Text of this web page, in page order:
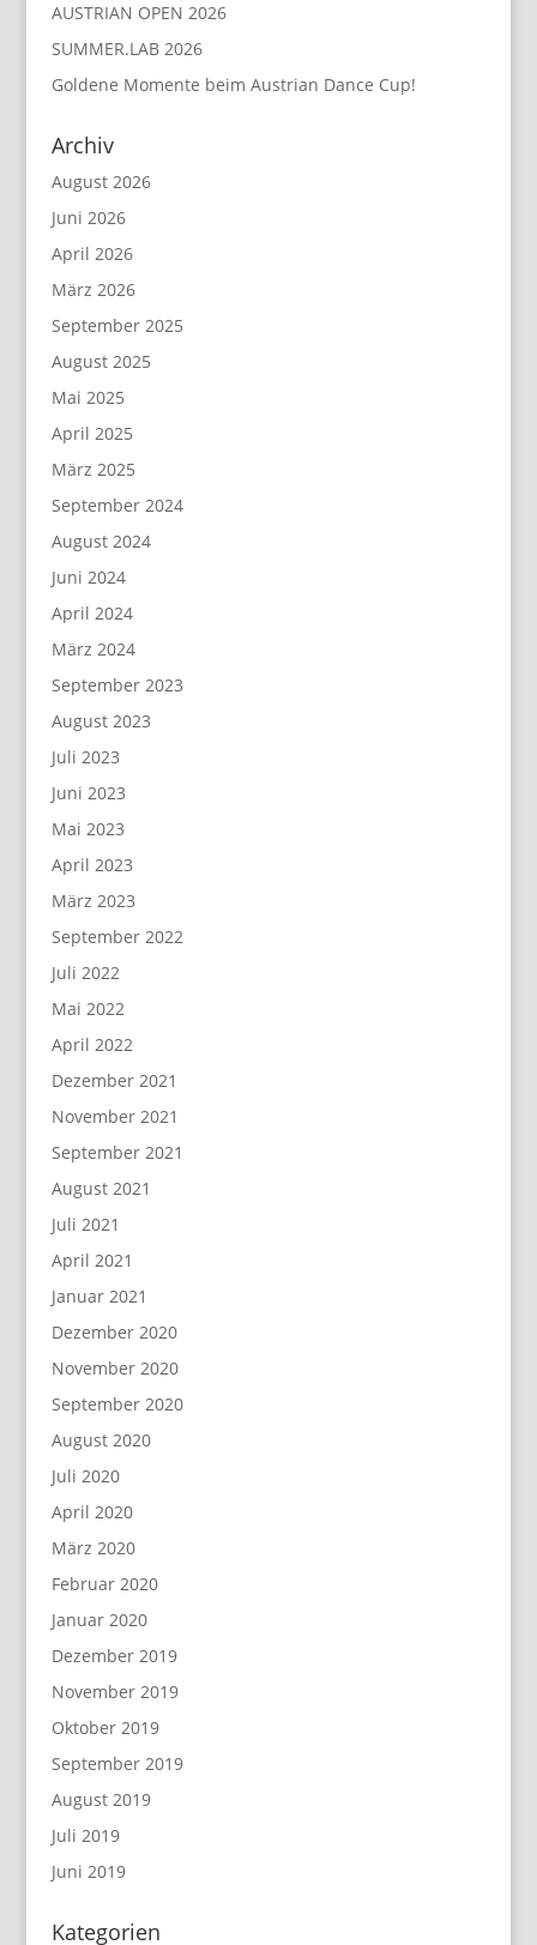
AUSTRIAN OPEN 2026
SUMMER.LAB 2026
Goldene Momente beim Austrian Dance Cup!
Archiv
August 2026
Juni 2026
April 2026
März 2026
September 2025
August 2025
Mai 2025
April 2025
März 2025
September 2024
August 2024
Juni 2024
April 2024
März 2024
September 2023
August 2023
Juli 2023
Juni 2023
Mai 2023
April 2023
März 2023
September 2022
Juli 2022
Mai 2022
April 2022
Dezember 2021
November 2021
September 2021
August 2021
Juli 2021
April 2021
Januar 2021
Dezember 2020
November 2020
September 2020
August 2020
Juli 2020
April 2020
März 2020
Februar 2020
Januar 2020
Dezember 2019
November 2019
Oktober 2019
September 2019
August 2019
Juli 2019
Juni 2019
Kategorien